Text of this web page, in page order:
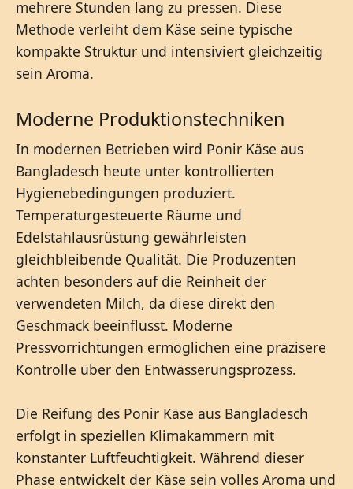
mehrere Stunden lang zu pressen. Diese
Methode verleiht dem Käse seine typische
kompakte Struktur und intensiviert gleichzeitig
sein Aroma.
Moderne Produktionstechniken
In modernen Betrieben wird Ponir Käse aus
Bangladesch heute unter kontrollierten
Hygienebedingungen produziert.
Temperaturgesteuerte Räume und
Edelstahlausrüstung gewährleisten
gleichbleibende Qualität. Die Produzenten
achten besonders auf die Reinheit der
verwendeten Milch, da diese direkt den
Geschmack beeinflusst. Moderne
Pressvorrichtungen ermöglichen eine präzisere
Kontrolle über den Entwässerungsprozess.
Die Reifung des Ponir Käse aus Bangladesch
erfolgt in speziellen Klimakammern mit
konstanter Luftfeuchtigkeit. Während dieser
Phase entwickelt der Käse sein volles Aroma und